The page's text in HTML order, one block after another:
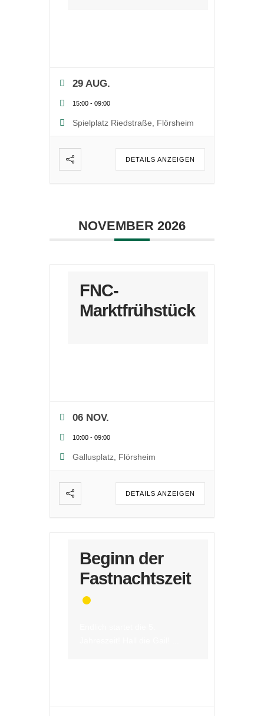
29 AUG.
15:00 - 09:00
Spielplatz Riedstraße, Flörsheim
DETAILS ANZEIGEN
NOVEMBER 2026
FNC-
Marktfrühstück
06 NOV.
10:00 - 09:00
Gallusplatz, Flörsheim
DETAILS ANZEIGEN
Beginn der
Fastnachtszeit